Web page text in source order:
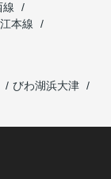
線
本線
びわ湖浜大津